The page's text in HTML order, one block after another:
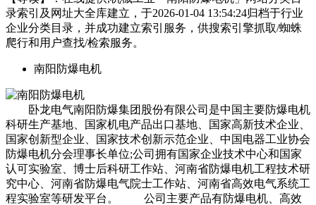
录索引及网址大全库建立，于2026-01-04 13:54:24归档于行业
企业分类目录，并成功建立索引服务，供搜索引擎抓取/蜘蛛
爬行和用户查找/检索服务。
南阳防爆电机
卧龙电气南阳防爆集团股份有限公司是中国主要防爆电机
科研生产基地、国家机电产品出口基地、国家高新技术企业、
国家创新型企业、国家技术创新示范企业、中国电器工业协会
防爆电机分会理事长单位;公司拥有国家企业技术中心和国家
认可实验室、博士后科研工作站、河南省防爆电机工程技术研
究中心、河南省防爆电气院士工作站、河南省高效电气系统工
程实验室等研发平台。 公司主要产品有防爆电机、高效